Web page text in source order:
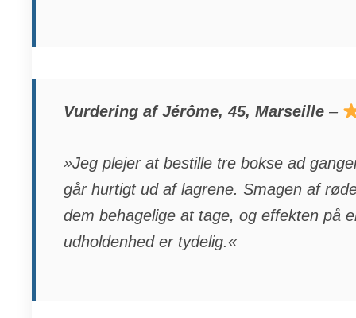
Vurdering af Jérôme, 45, Marseille –
»Jeg plejer at bestille tre bokse ad
går hurtigt ud af lagrene. Smagen af
dem behagelige at tage, og effekten på
udholdenhed er tydelig.«